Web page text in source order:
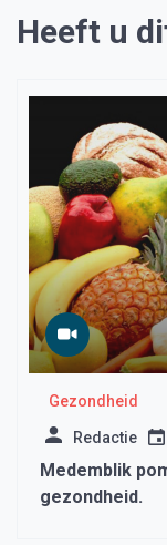
Heeft u
Gezondheid
Redactie
Medemblik
gezondheid.